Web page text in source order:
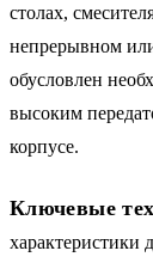
столах,
непрерывном
обусловлен
высоким
корпусе.
Ключевые
характеристики